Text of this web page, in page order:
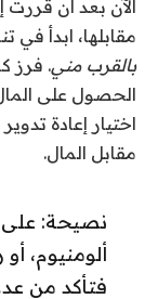
الآن بعد أن قررت
مقابلها، ابدأ
بالقرب مني. فرز
الحصول على
اختيار إعادة
مقابل المال.
نصيحة: على
ألومنيوم،
فتأكد من